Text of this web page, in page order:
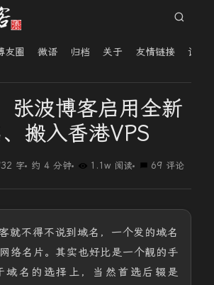
友圈 微语 归档 关于 友情链接 读者
张波博客启用全新
搬入香港VPS
字 约 4 分钟 1.1w 阅读 69 评论
就不得不说到域名，一个发的域名
络名片。其实也好比是一个靓的手
域名的选择上，当然首选后辍是